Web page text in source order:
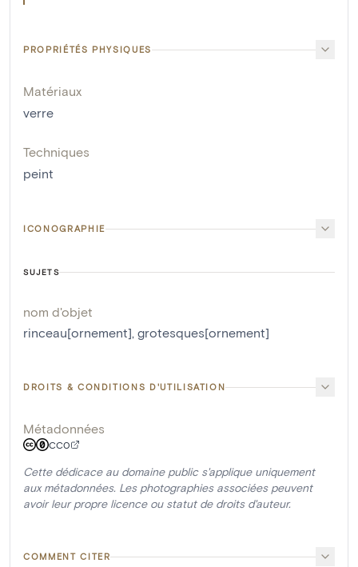
PROPRIÉTÉS PHYSIQUES
Matériaux
verre
Techniques
peint
ICONOGRAPHIE
SUJETS
nom d'objet
rinceau[ornement], grotesques[ornement]
DROITS & CONDITIONS D'UTILISATION
Métadonnées
CC0
Cette dédicace au domaine public s'applique uniquement
aux métadonnées. Les photographies associées peuvent
avoir leur propre licence ou statut de droits d'auteur.
COMMENT CITER